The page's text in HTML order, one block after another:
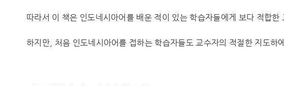
따라서 이 책은 인도네시아어를 배운 적이 있는 학습자들에게 보다 적합한
하지만, 처음 인도네시아어를 접하는 학습자들도 교수자의 적절한 지도하